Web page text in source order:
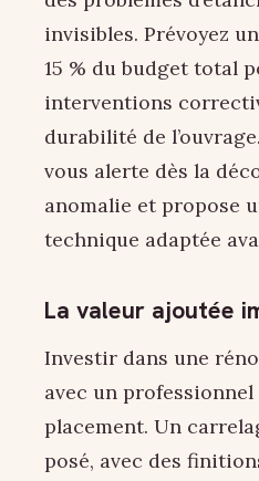
invisibles. Prévoyez
15 % du budget total
interventions
durabilité de
vous alerte dès la
anomalie et propose
technique adaptée
La valeur ajoutée
Investir dans une
avec un
placement. Un
posé, avec des